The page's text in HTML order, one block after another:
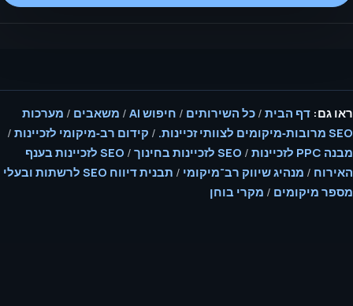
ראו גם: דף הבית / כל השירותים / חיפוש AI / משאבים / מערכות
SEO מרובות‑מיקומים לצוותי זכיינות.
/ קידום רב‑מיקומי לזכיינות /
מבנה PPC לזכיינות
/ SEO לזכיינות בחינוך /
SEO לזכיינות בענף
האירוח / מנהיג שיווק רב־מיקומי /
תבנית דיווח SEO לרשתות ובעלי
מספר מיקומים / מקרי בוחן